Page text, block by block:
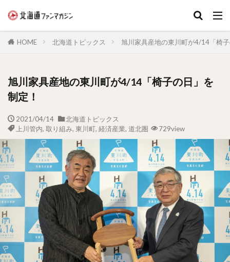
HOME 北海道トピックス 旭川家具産地の東川町が4/14「椅
旭川家具産地の東川町が4/14「椅子の日」を
制定！
2021/04/14
北海道トピックス
上川管内, 取り組み, 東川町, 経済産業, 道北圏 729view